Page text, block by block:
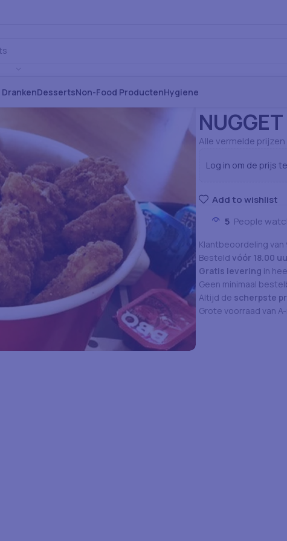
DessertsNon-Food ProductenHygiene
Alle vermelde
Log in om de prijs
Add to wishlist
5 People
Klantbeoordeling van
Besteld vóór 18.00
Gratis levering in
Geen minimaal
Altijd de scherpste
Grote voorraad van